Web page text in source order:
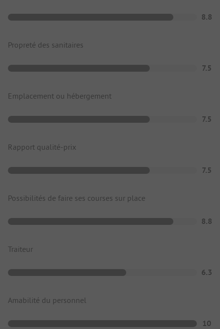
8.8
Propreté des sanitaires
7.5
Emplacement ou hébergement
7.5
Rapport qualité-prix
7.5
Possibilités de faire ses courses sur place
8.8
Traiteur
6.3
Amabilité du personnel
10